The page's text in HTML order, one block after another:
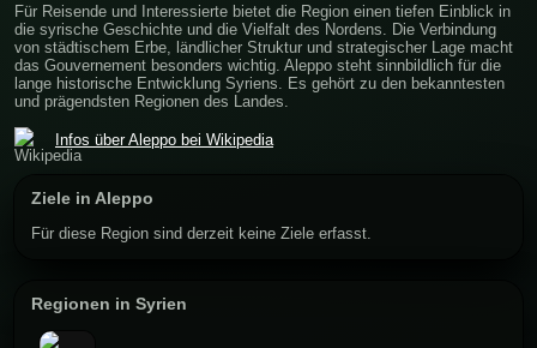
Für Reisende und Interessierte bietet die Region einen tiefen Einblick in
die syrische Geschichte und die Vielfalt des Nordens. Die Verbindung
von städtischem Erbe, ländlicher Struktur und strategischer Lage macht
das Gouvernement besonders wichtig. Aleppo steht sinnbildlich für die
lange historische Entwicklung Syriens. Es gehört zu den bekanntesten
und prägendsten Regionen des Landes.
Infos über Aleppo bei Wikipedia
Ziele in Aleppo
Für diese Region sind derzeit keine Ziele erfasst.
Regionen in Syrien